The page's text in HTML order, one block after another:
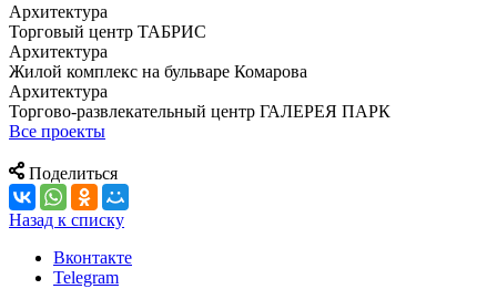
Архитектура
Торговый центр ТАБРИС
Архитектура
Жилой комплекс на бульваре Комарова
Архитектура
Торгово-развлекательный центр ГАЛЕРЕЯ ПАРК
Все проекты
Поделиться
Назад к списку
Вконтакте
Telegram